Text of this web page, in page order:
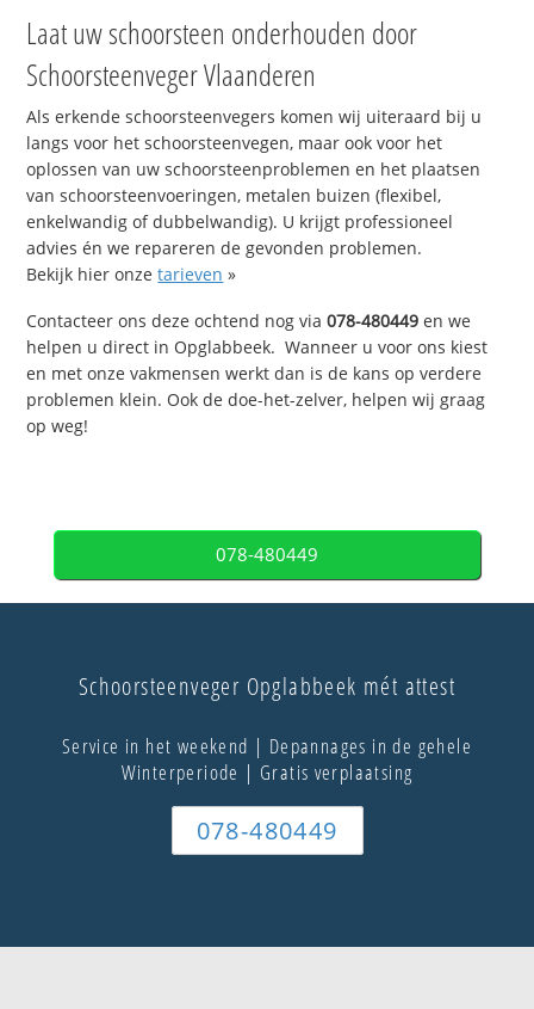
Laat uw schoorsteen onderhouden door
Schoorsteenveger Vlaanderen
Als erkende schoorsteenvegers komen wij uiteraard bij u
langs voor het schoorsteenvegen, maar ook voor het
oplossen van uw schoorsteenproblemen en het plaatsen
van schoorsteenvoeringen, metalen buizen (flexibel,
enkelwandig of dubbelwandig). U krijgt professioneel
advies én we repareren de gevonden problemen.
Bekijk hier onzetarieven »
Contacteer ons deze ochtend nog via078-480449 en we
helpen u direct in Opglabbeek. Wanneer u voor ons kiest
en met onze vakmensen werkt dan is de kans op verdere
problemen klein. Ook de doe-het-zelver, helpen wij graag
op weg!
078-480449
Schoorsteenveger Opglabbeek mét attest
Service in het weekend | Depannages in de gehele
Winterperiode | Gratis verplaatsing
078-480449